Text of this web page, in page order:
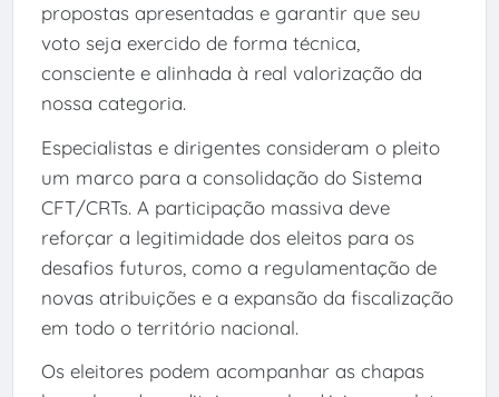
propostas apresentadas e garantir que seu
voto seja exercido de forma técnica,
consciente e alinhada à real valorização da
nossa categoria.
Especialistas e dirigentes consideram o pleito
um marco para a consolidação do Sistema
CFT/CRTs. A participação massiva deve
reforçar a legitimidade dos eleitos para os
desafios futuros, como a regulamentação de
novas atribuições e a expansão da fiscalização
em todo o território nacional.
Os eleitores podem acompanhar as chapas